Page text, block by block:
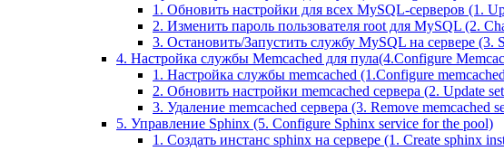
1. Обновить настройки для всех MySQL-серверов (1.
2. Изменить пароль пользователя root для MySQL (2.
3. Остановить/Запустить службу MySQL на сервере (3.
4. Настройка службы Memcached для пула(4.Configure
1. Настройка службы memcached (1.Configure
2. Обновить настройки memcached сервера (2. Update
3. Удаление memcached сервера (3. Remove memcached
5. Управление Sphinx (5. Configure Sphinx service for the pool)
1. Создать инстанс sphinx на сервере (1. Create sphinx